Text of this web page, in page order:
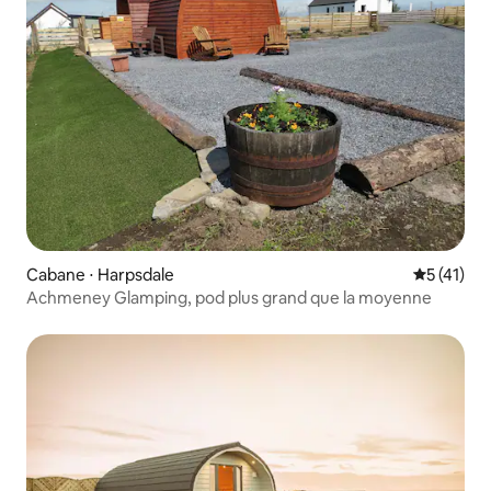
Cabane ⋅ Harpsdale
5 (41)
Achmeney Glamping, pod plus grand que la moyenne